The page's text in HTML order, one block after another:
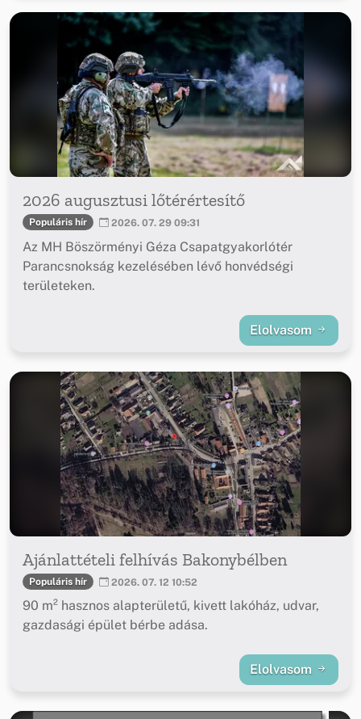
2026 augusztusi lőtérértesítő
Populáris hír 2026. 07. 29 09:31
Az MH Böszörményi Géza Csapatgyakorlótér
Parancsnokság kezelésében lévő honvédségi
területeken.
Elolvasom
Ajánlattételi felhívás Bakonybélben
Populáris hír 2026. 07. 12 10:52
90 m² hasznos alapterületű, kivett lakóház, udvar,
gazdasági épület bérbe adása.
Elolvasom